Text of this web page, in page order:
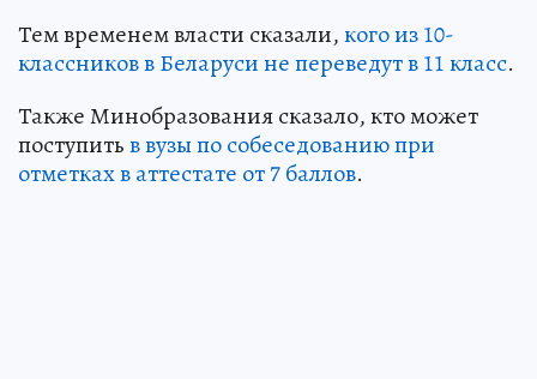
Тем временем власти сказали,кого из 10-
классников в Беларуси не переведут в 11 класс.
Также Минобразования сказало, кто может
поступитьв вузы по собеседованию при
отметках в аттестате от 7 баллов.